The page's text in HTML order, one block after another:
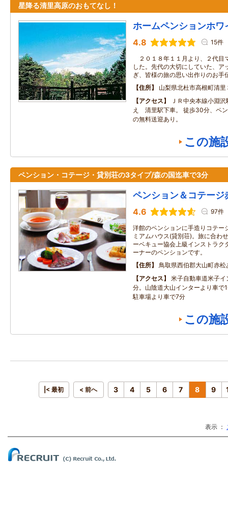
星降る清里高原のおもてなし！
ホームペンションホワ
4.8 15件
２０１８年１１月より、２代目
した。先代の大切にしていた、ア
ぎ、皆様の旅の思い出作りのお手
住所
山梨県北杜市高根町清里
アクセス
ＪＲ中央本線小淵
え 清里駅下車。 徒歩30分、ペ
の無料送迎あり。
この施
ペンション・コテージ・貸別荘の3タイプ/森の国迄車で3分
ペンション＆コテージ
4.6 97件
洋館のペンションに手造りコテー
ミアムハウス(貸別荘)。旅に合わ
ーベキュー協会上級インストラク
ーナーのペンションです。
住所
鳥取県西伯郡大山町赤
アクセス
米子自動車道米子
分。山陰道大山インターより車で
駐車場より車で7分
この施
|< 最初 < 前へ 3 4 5 6 7 8 9
表示 ：